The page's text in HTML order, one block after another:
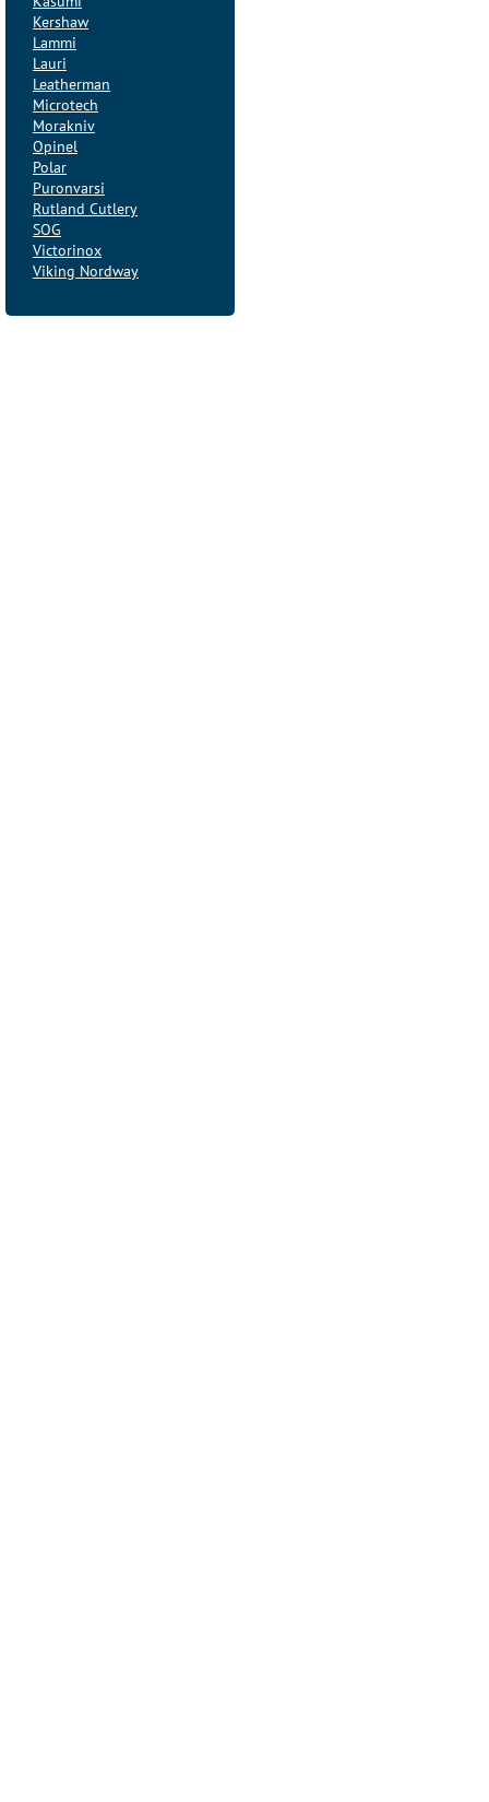
Kershaw
Lammi
Lauri
Leatherman
Microtech
Morakniv
Opinel
Polar
Puronvarsi
Rutland Cutlery
SOG
Victorinox
Viking Nordway